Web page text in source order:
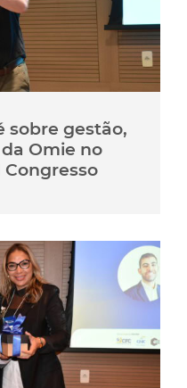
sobre gestão,
Omie no